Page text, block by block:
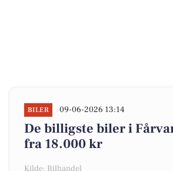
BILER 09-06-2026 13:14
De billigste biler i
fra 18.000 kr
Kilde: Bilhandel